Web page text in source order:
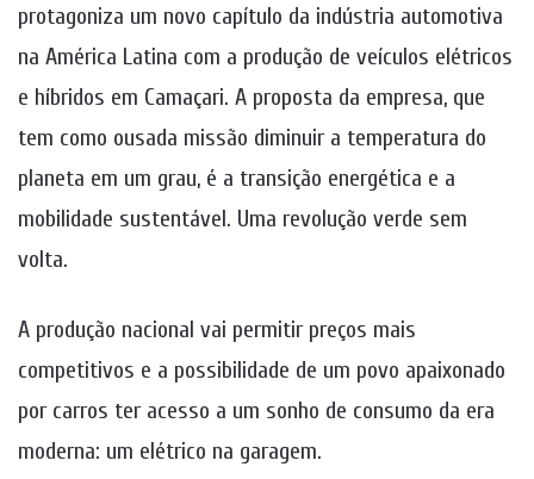
protagoniza um novo capítulo da indústria automotiva
na América Latina com a produção de veículos elétricos
e híbridos em Camaçari. A proposta da empresa, que
tem como ousada missão diminuir a temperatura do
planeta em um grau, é a transição energética e a
mobilidade sustentável. Uma revolução verde sem
volta.
A produção nacional vai permitir preços mais
competitivos e a possibilidade de um povo apaixonado
por carros ter acesso a um sonho de consumo da era
moderna: um elétrico na garagem.